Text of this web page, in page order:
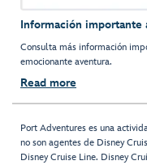
Información importante
Consulta más información
emocionante aventura.
Read more
Port Adventures es una
no son agentes de Disney
Disney Cruise Line. Disney